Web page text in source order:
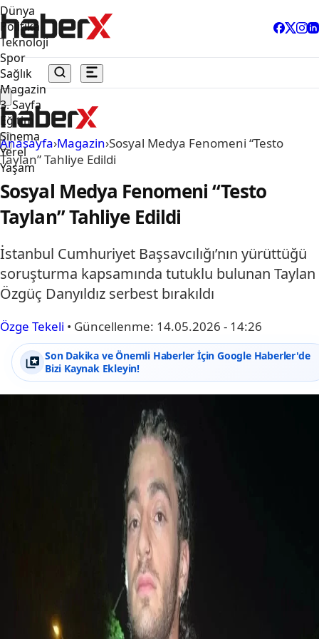
Dünya
Politika
Teknoloji
Spor
Sağlık
Magazin
3. Sayfa
Eğitim
Sinema
Yerel
Yaşam
Anasayfa›Magazin›Sosyal Medya Fenomeni “Testo
Taylan” Tahliye Edildi
Sosyal Medya Fenomeni “Testo
Taylan” Tahliye Edildi
İstanbul Cumhuriyet Başsavcılığı’nın yürüttüğü
soruşturma kapsamında tutuklu bulunan Taylan
Özgüç Danyıldız serbest bırakıldı
Özge Tekeli • Güncellenme: 14.05.2026 - 14:26
Son Dakika ve Önemli Haberler İçin Google Haberler'de
Bizi Kaynak Ekleyin!